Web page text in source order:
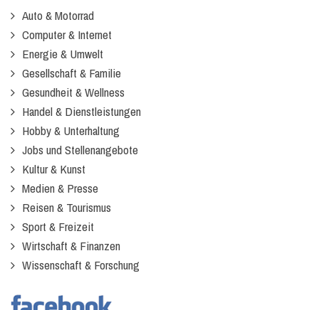
Auto & Motorrad
Computer & Internet
Energie & Umwelt
Gesellschaft & Familie
Gesundheit & Wellness
Handel & Dienstleistungen
Hobby & Unterhaltung
Jobs und Stellenangebote
Kultur & Kunst
Medien & Presse
Reisen & Tourismus
Sport & Freizeit
Wirtschaft & Finanzen
Wissenschaft & Forschung